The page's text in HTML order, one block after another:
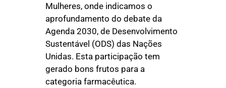
Mulheres, onde indicamos o
aprofundamento do debate da
Agenda 2030, de Desenvolvimento
Sustentável (ODS) das Nações
Unidas. Esta participação tem
gerado bons frutos para a
categoria farmacêutica.